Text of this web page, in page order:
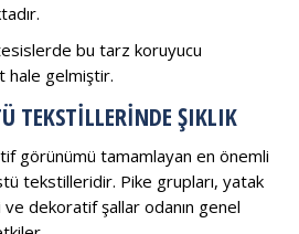
bu tarz koruyucu
hale gelmiştir.
TEKSTILLERINDE ŞIKLIK
görünümü tamamlayan en önemli
tekstilleridir. Pike grupları, yatak
dekoratif şallar odanın genel